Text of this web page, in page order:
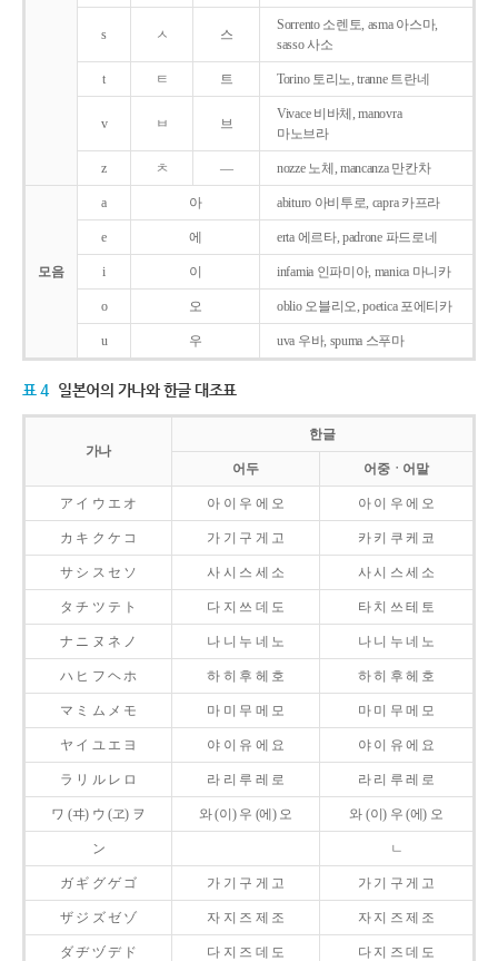
s ㅅ 스
Sorrento 소렌토, asma 아스마,
sasso 사소
t ㅌ 트 Torino 토리노, tranne 트란네
v ㅂ 브
Vivace 비바체, manovra
마노브라
z ㅊ ― nozze 노체, mancanza 만칸차
모음
a 아 abituro 아비투로, capra 카프라
e 에 erta 에르타, padrone 파드로네
i 이 infamia 인파미아, manica 마니카
o 오 oblio 오블리오, poetica 포에티카
u 우 uva 우바, spuma 스푸마
표 4 일본어의 가나와 한글 대조표
가나
한글
어두 어중ㆍ어말
ア イ ウ エ オ 아 이 우 에 오 아 이 우 에 오
カ キ ク ケ コ 가 기 구 게 고 카 키 쿠 케 코
サ シ ス セ ソ 사 시 스 세 소 사 시 스 세 소
タ チ ツ テ ト 다 지 쓰 데 도 타 치 쓰 테 토
ナ ニ ヌ ネ ノ 나 니 누 네 노 나 니 누 네 노
ハ ヒ フ ヘ ホ 하 히 후 헤 호 하 히 후 헤 호
マ ミ ム メ モ 마 미 무 메 모 마 미 무 메 모
ヤ イ ユ エ ヨ 야 이 유 에 요 야 이 유 에 요
ラ リ ル レ ロ 라 리 루 레 로 라 리 루 레 로
ワ (ヰ) ウ (ヱ) ヲ 와 (이) 우 (에) 오 와 (이) 우 (에) 오
ン ㄴ
ガ ギ グ ゲ ゴ 가 기 구 게 고 가 기 구 게 고
ザ ジ ズ ゼ ゾ 자 지 즈 제 조 자 지 즈 제 조
ダ ヂ ヅ デ ド 다 지 즈 데 도 다 지 즈 데 도